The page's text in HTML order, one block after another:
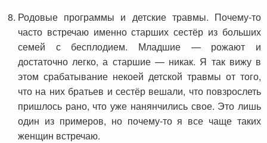
Родовые программы и детские травмы. Почему-то
часто встречаю именно старших сестёр из больших
семей с бесплодием. Младшие — рожают и
достаточно легко, а старшие — никак. Я так вижу в
этом срабатывание некоей детской травмы от того,
что на них братьев и сестёр вешали, что повзрослеть
пришлось рано, что уже нанянчились свое. Это лишь
один из примеров, но почему-то я все чаще таких
женщин встречаю.